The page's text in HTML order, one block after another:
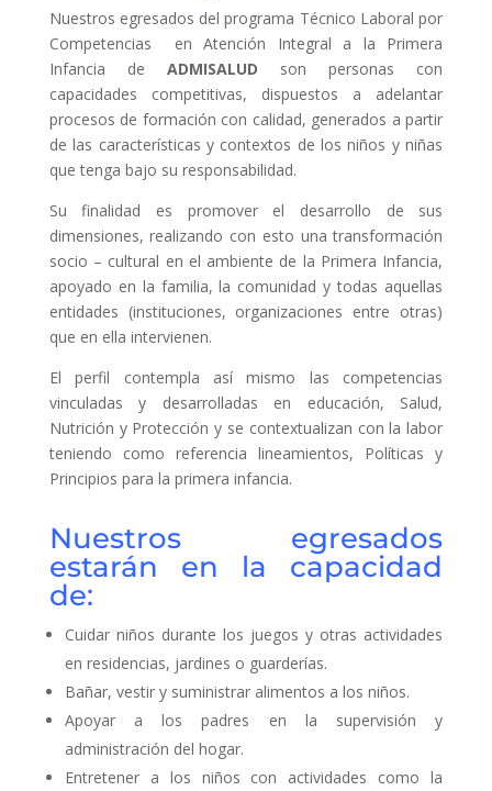
Nuestros egresados del programa Técnico Laboral por
Competencias en Atención Integral a la Primera
Infancia de ADMISALUD son personas con
capacidades competitivas, dispuestos a adelantar
procesos de formación con calidad, generados a partir
de las características y contextos de los niños y niñas
que tenga bajo su responsabilidad.
Su finalidad es promover el desarrollo de sus
dimensiones, realizando con esto una transformación
socio – cultural en el ambiente de la Primera Infancia,
apoyado en la familia, la comunidad y todas aquellas
entidades (instituciones, organizaciones entre otras)
que en ella intervienen.
El perfil contempla así mismo las competencias
vinculadas y desarrolladas en educación, Salud,
Nutrición y Protección y se contextualizan con la labor
teniendo como referencia lineamientos, Políticas y
Principios para la primera infancia.
Nuestros egresados
estarán en la capacidad
de:
Cuidar niños durante los juegos y otras actividades
en residencias, jardines o guarderías.
Bañar, vestir y suministrar alimentos a los niños.
Apoyar a los padres en la supervisión y
administración del hogar.
Entretener a los niños con actividades como la